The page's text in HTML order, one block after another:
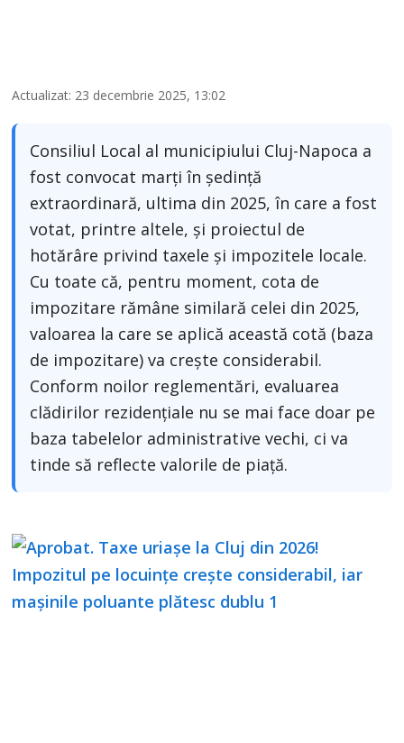
Actualizat: 23 decembrie 2025, 13:02
Consiliul Local al municipiului Cluj-Napoca a
fost convocat marți în ședință
extraordinară, ultima din 2025, în care a fost
votat, printre altele, și proiectul de
hotărâre privind taxele și impozitele locale.
Cu toate că, pentru moment, cota de
impozitare rămâne similară celei din 2025,
valoarea la care se aplică această cotă (baza
de impozitare) va crește considerabil.
Conform noilor reglementări, evaluarea
clădirilor rezidențiale nu se mai face doar pe
baza tabelelor administrative vechi, ci va
tinde să reflecte valorile de piață.